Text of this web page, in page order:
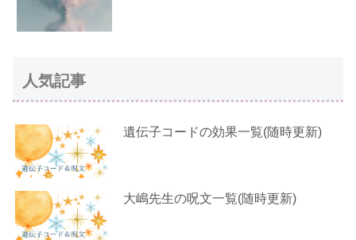
人気記事
遺伝子コードの効果一覧(随時更新)
大嶋先生の呪文一覧(随時更新)